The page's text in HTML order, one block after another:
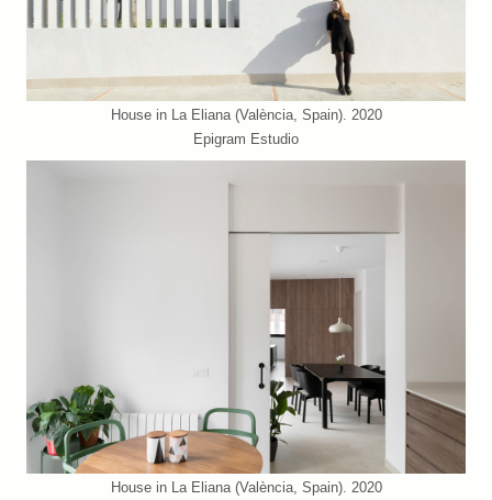
House in La Eliana (València, Spain). 2020
Epigram Estudio
House in La Eliana (València, Spain). 2020